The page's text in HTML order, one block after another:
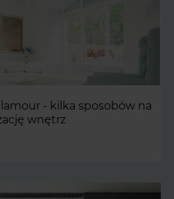
- kilka sposobów na
wnętrz